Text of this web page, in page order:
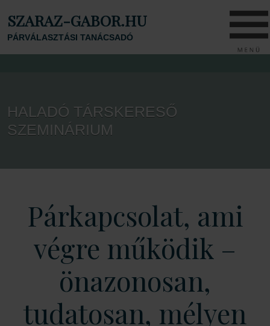
SZARAZ-GABOR.HU
PÁRVÁLASZTÁSI TANÁCSADÓ
HALADÓ TÁRSKERESŐ
SZEMINÁRIUM
Párkapcsolat, ami
végre működik –
önazonosan,
tudatosan, mélyen